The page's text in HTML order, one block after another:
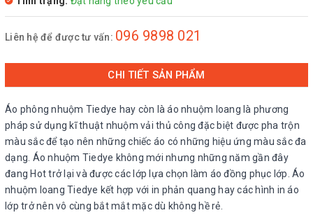
Liên hệ để được tư vấn: 096 9898 021
CHI TIẾT SẢN PHẨM
Áo phông nhuộm Tiedye hay còn là áo nhuộm loang là phương
pháp sử dụng kĩ thuật nhuộm vải thủ công đặc biệt được pha trộn
màu sắc để tạo nên những chiếc áo có những hiệu ứng màu sắc đa
dạng. Áo nhuộm Tiedye không mới nhưng những năm gần đây
đang Hot trở lại và được các lớp lựa chọn làm áo đồng phục lớp. Áo
nhuộm loang Tiedye kết hợp với in phản quang hay các hình in áo
lớp trở nên vô cùng bắt mắt mặc dù không hề rẻ.